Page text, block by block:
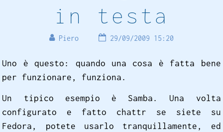
in testa
Piero 29/09/2009 15:20
Uno è questo: quando una cosa è fatta bene
per funzionare, funziona.
Un tipico esempio è Samba. Una volta
configurato e fatto chattr se siete su
Fedora, potete usarlo tranquillamente, ed